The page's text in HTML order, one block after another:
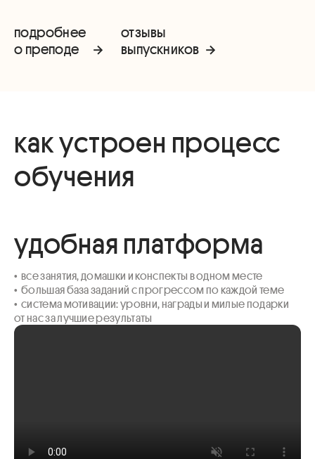
подробнее
о преподе
отзывы
выпускников
как устроен процесс
обучения
удобная платформа
•  все занятия, домашки и конспекты в одном месте
•  большая база заданий с прогрессом по каждой теме
•  система мотивации: уровни, награды и милые подарки
от нас за лучшие результаты